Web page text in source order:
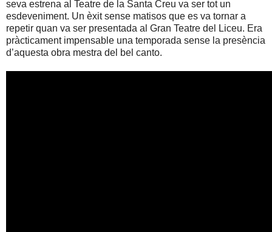
seva estrena al Teatre de la Santa Creu va ser tot un
esdeveniment. Un èxit sense matisos que es va tornar a
repetir quan va ser presentada al Gran Teatre del Liceu. Era
pràcticament impensable una temporada sense la presència
d’aquesta obra mestra del bel canto.